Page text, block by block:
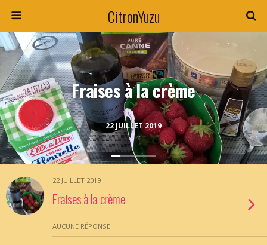
CitronYuzu
22 JUILLET 2019
Fraises à la crème
22 JUILLET 2019
Fraises à la crème
AUCUNE RÉPONSE